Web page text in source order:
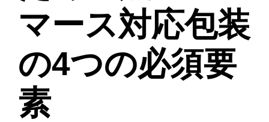
マース対応包装
の4つの必須要
素